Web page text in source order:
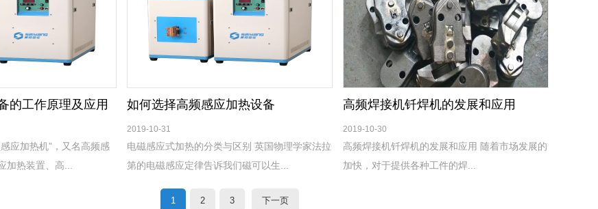
的工作原理及应用
应加热机”，又名高频感
加热装置、高...
如何选择高频感应加热设备
2019-10-31
电磁感应式加热的分类与区别 英国物理学家法拉
第的电磁感应定律告诉我们磁可以生...
高频焊接机钎焊机的发展和应用
2019-10-30
高频焊接机钎焊机的发展和应用 随着市场发展的
加快，对于提供各种工件的焊...
1 2 3 下一页